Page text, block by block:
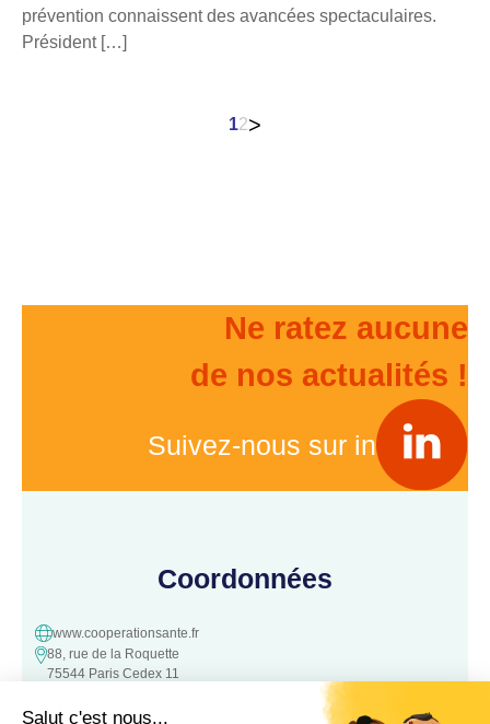
prévention connaissent des avancées spectaculaires.
Président […]
12>
Ne ratez aucune
de nos actualités !
Suivez-nous sur in
Coordonnées
www.cooperationsante.fr
88, rue de la Roquette
75544 Paris Cedex 11